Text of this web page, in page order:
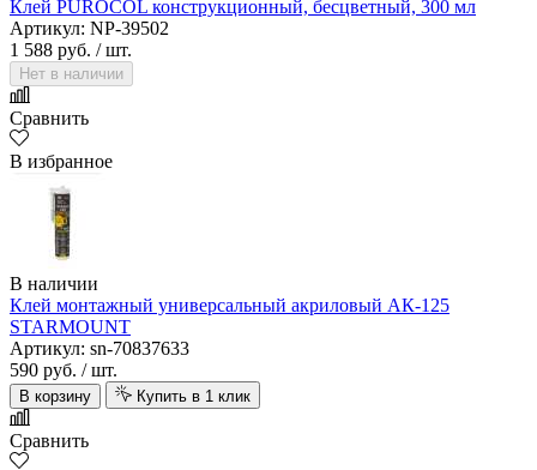
Клей PUROCOL конструкционный, бесцветный, 300 мл
Артикул: NP-39502
1 588 руб. / шт.
Нет в наличии
Сравнить
В избранное
В наличии
Клей монтажный универсальный акриловый АК-125
STARMOUNT
Артикул: sn-70837633
590 руб. / шт.
В корзину Купить в 1 клик
Сравнить